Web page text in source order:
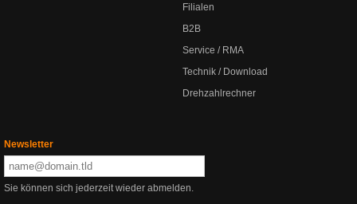
Filialen
B2B
Service / RMA
Technik / Download
Drehzahlrechner
Newsletter
Sie können sich jederzeit wieder abmelden.